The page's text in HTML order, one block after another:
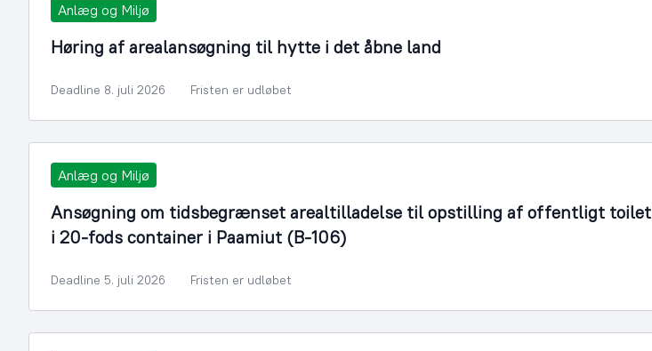
Anlæg og Miljø
Høring af arealansøgning til hytte i det åbne land
Deadline 8. juli 2026 Fristen er udløbet
Anlæg og Miljø
Ansøgning om tidsbegrænset arealtilladelse til opstilling af offentligt toilet
i 20-fods container i Paamiut (B-106)
Deadline 5. juli 2026 Fristen er udløbet